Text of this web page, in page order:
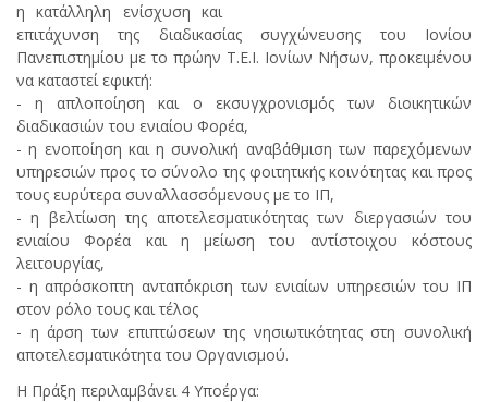
η κατάλληλη ενίσχυση και
επιτάχυνση της διαδικασίας συγχώνευσης του Ιονίου
Πανεπιστημίου με το πρώην Τ.Ε.Ι. Ιονίων Νήσων, προκειμένου
να καταστεί εφικτή:
- η απλοποίηση και ο εκσυγχρονισμός των διοικητικών
διαδικασιών του ενιαίου Φορέα,
- η ενοποίηση και η συνολική αναβάθμιση των παρεχόμενων
υπηρεσιών προς το σύνολο της φοιτητικής κοινότητας και προς
τους ευρύτερα συναλλασσόμενους με το ΙΠ,
- η βελτίωση της αποτελεσματικότητας των διεργασιών του
ενιαίου Φορέα και η μείωση του αντίστοιχου κόστους
λειτουργίας,
- η απρόσκοπτη ανταπόκριση των ενιαίων υπηρεσιών του ΙΠ
στον ρόλο τους και τέλος
- η άρση των επιπτώσεων της νησιωτικότητας στη συνολική
αποτελεσματικότητα του Οργανισμού.
Η Πράξη περιλαμβάνει 4 Υποέργα: